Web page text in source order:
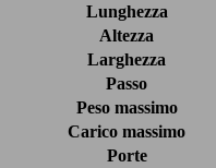
Lunghezza
Altezza
Larghezza
Passo
Peso massimo
Carico massimo
Porte